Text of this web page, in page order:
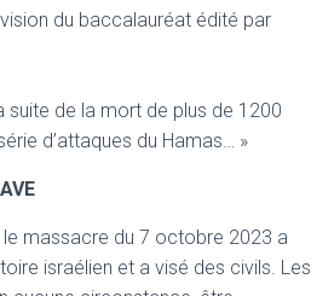
du baccalauréat édité par
suite de la mort de plus de 1200
d’attaques du Hamas… »
le massacre du 7 octobre 2023 a
israélien et a visé des civils. Les